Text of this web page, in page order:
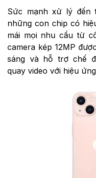
Sức mạnh xử lý đến
những con chip có
mái mọi nhu cầu từ
camera kép 12MP
sáng và hỗ trợ chế
quay video với hiệu